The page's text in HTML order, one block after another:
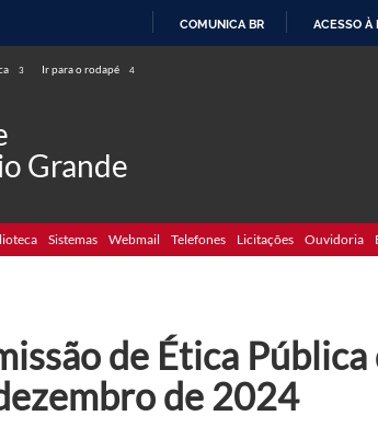
COMUNICA BR ACESSO À
3 Ir para o rodapé 4
Grande
Sistemas Webmail Telefones Licitações Ouvidoria
de Ética
de 2024